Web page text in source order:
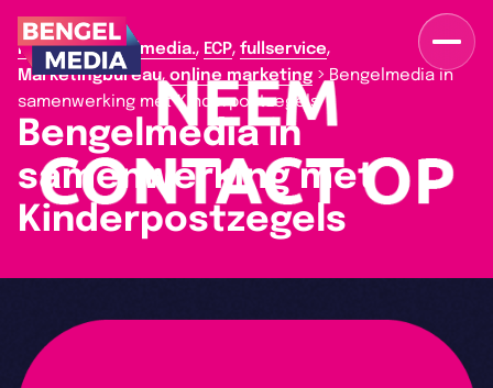
Home>Bengelmedia., ECP, fullservice,
Marketingbureau,online marketing > Bengelmedia in
samenwerking met Kinderpostzegels
Bengelmedia in
samenwerking met
Kinderpostzegels